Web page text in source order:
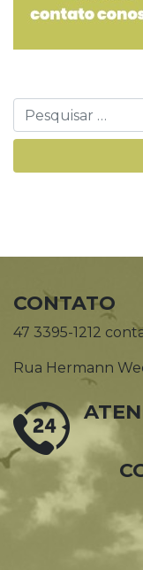
CONTATO
47 3395-1212
Rua Hermann